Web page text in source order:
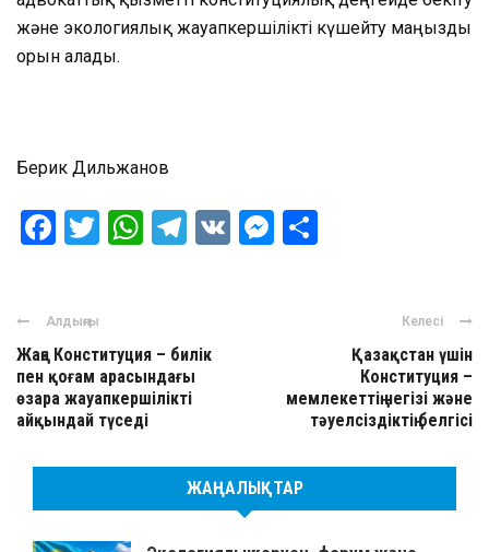
және экологиялық жауапкершілікті күшейту маңызды
орын алады.
Берик Дильжанов
Facebook
Twitter
WhatsApp
Telegram
VK Messenger
Алдыңғы
Жаңа Конституция – билік
пен қоғам арасындағы
өзара жауапкершілікті
айқындай түседі
Келесі
Қазақстан үшін
Конституция –
мемлекеттің негізі және
тәуелсіздіктің белгісі
ЖАҢАЛЫҚТАР